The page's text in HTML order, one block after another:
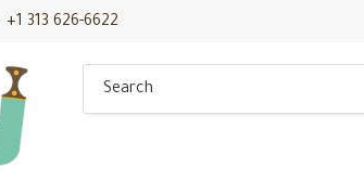
+1 313 626-6622